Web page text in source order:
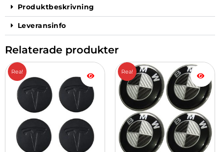
Produktbeskrivning
Leveransinfo
Relaterade produkter
Rea!
priset
var:
349.00 kr.
nuvarande
priset
är:
299.00 kr.
Rea!
Det
ursprungliga
priset
var:
379.00 kr.
Det
nuvarande
priset
är:
329.00 kr.